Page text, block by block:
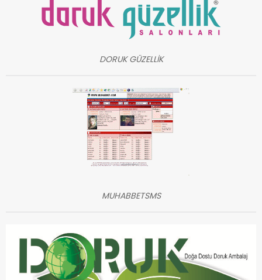
DORUK GÜZELLİK
MUHABBETSMS